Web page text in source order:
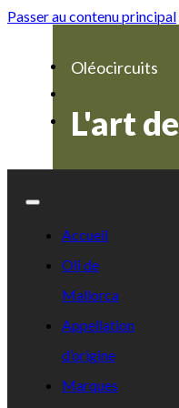
Passer au contenu principal
Accueil
Oli de
Mallorca
Appellation
d’origine
Marques
Oléocircuits
L'art